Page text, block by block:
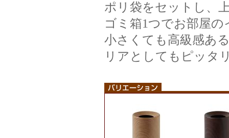
ポリ袋をセットし、
ゴミ箱1つでお部屋
小さくても高級感あ
リアとしてもピッタ